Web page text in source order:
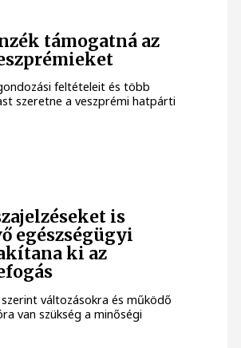
támogatná az
feltételeit és több
szeretne a veszprémi hatpárti
is
egészségügyi
ki az
változásokra és működő
van szükség a minőségi